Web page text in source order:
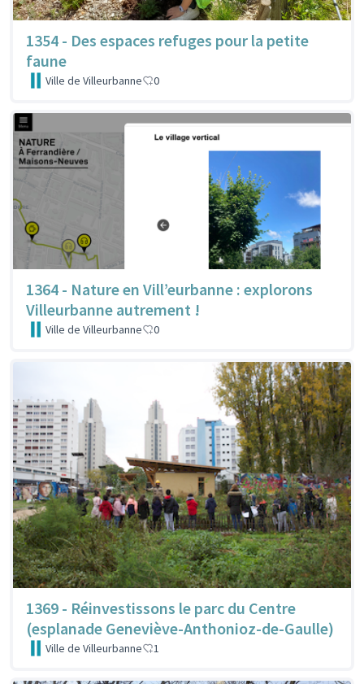
1354 - Des espaces refuges pour la petite
faune
Ville de Villeurbanne 0
1364 - Nature en Vill’eurbanne : explorons
Villeurbanne autrement !
Ville de Villeurbanne 0
1369 - Réinvestissons le parc du Centre
(esplanade Geneviève-Anthonioz-de-Gaulle)
Ville de Villeurbanne 1